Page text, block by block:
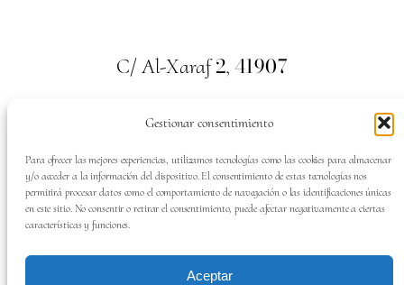
Gestionar consentimiento
Para ofrecer las mejores experiencias, utilizamos tecnologías como las cookies para almacenar
y/o acceder a la información del dispositivo. El consentimiento de estas tecnologías nos
permitirá procesar datos como el comportamiento de navegación o las identificaciones únicas
en este sitio. No consentir o retirar el consentimiento, puede afectar negativamente a ciertas
características y funciones.
Aceptar
C/ Al-Xaraf2, 41907
Valencina de la Concepción. Sevilla
Tel:659700313
SÍGUENOS EN: